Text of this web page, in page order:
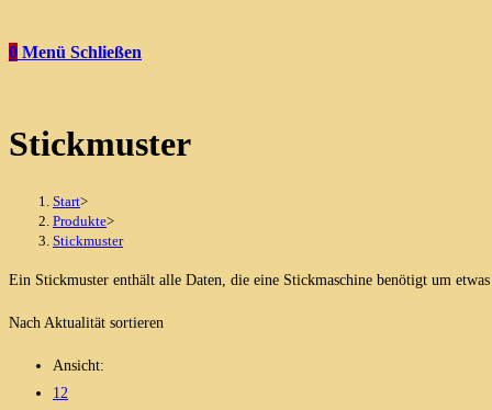
0 Menü Schließen
Stickmuster
Start>
Produkte>
Stickmuster
Ein Stickmuster enthält alle Daten, die eine Stickmaschine benötigt um
Nach Aktualität sortieren
Ansicht:
12